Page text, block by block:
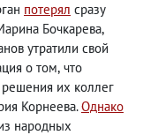
потерял сразу
Бочкарева,
утратили свой
о том, что
их коллег
Корнеева.Однако
народных